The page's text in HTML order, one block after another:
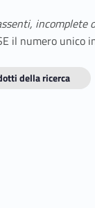
incomplete
il numero
della ricerca